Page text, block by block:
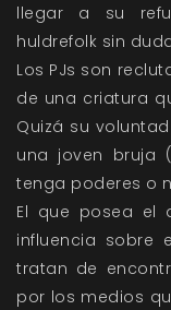
llegar a su
huldrefolk sin
Los PJs son
de una criatura
Quizá su
una joven bruja
tenga poderes o
El que posea el
influencia sobre
tratan de
por los medios